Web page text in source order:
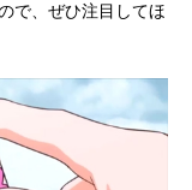
で、ぜひ注目してほ